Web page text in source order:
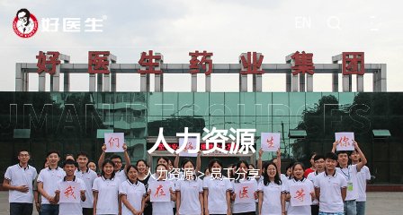
人力资源
人力资源>员工分享